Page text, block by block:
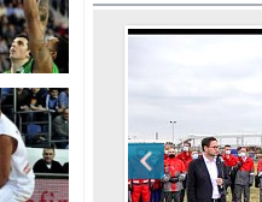
Ni To Ponk -
sixf33t .Last
Włocławek
XXIII Sesja
kadencji w